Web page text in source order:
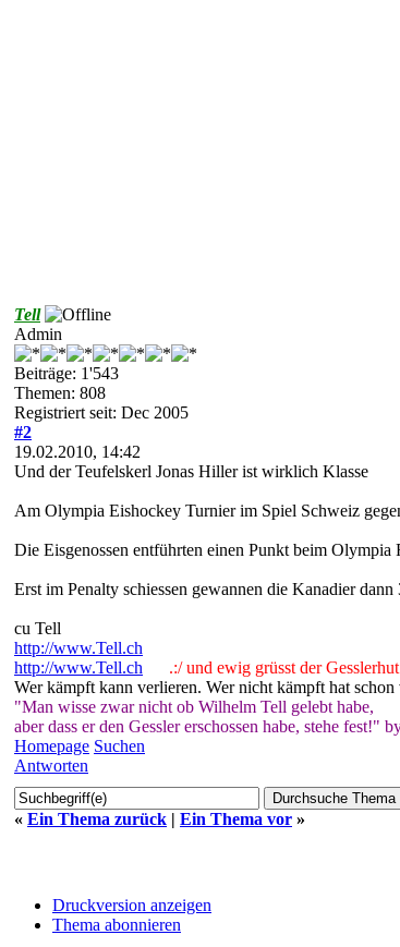
Tell
Admin
Beiträge: 1'543
Themen: 808
Registriert seit: Dec 2005
#2
19.02.2010, 14:42
Und der Teufelskerl Jonas Hiller ist wirklich Klasse
Am Olympia Eishockey Turnier im Spiel Schweiz
Die Eisgenossen entführten einen Punkt beim Olympia
Erst im Penalty schiessen gewannen die Kanadier dann
cu Tell
http://www.Tell.ch
http://www.Tell.ch
.:/ und ewig grüsst der
Wer kämpft kann verlieren. Wer nicht kämpft hat schon
"Man wisse zwar nicht ob Wilhelm Tell gelebt habe,
aber dass er den Gessler erschossen habe, stehe fest!"
Homepage Suchen
Antworten
« Ein Thema zurück | Ein Thema vor »
Druckversion anzeigen
Thema abonnieren